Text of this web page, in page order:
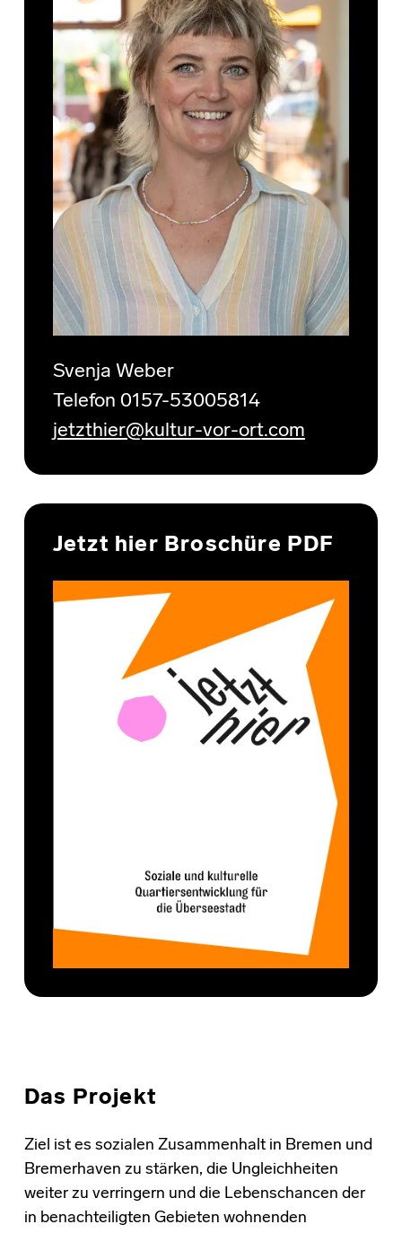
Svenja Weber
Telefon 0157-53005814
jetzthier@kultur-vor-ort.com
Jetzt hier Broschüre PDF
Das Projekt
Ziel ist es sozialen Zusammenhalt in Bremen und
Bremerhaven zu stärken, die Ungleichheiten
weiter zu verringern und die Lebenschancen der
in benachteiligten Gebieten wohnenden